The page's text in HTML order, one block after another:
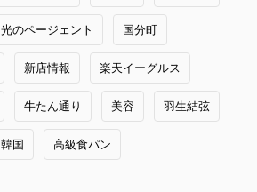
光のページェント 国分町
新店情報 楽天イーグルス
牛たん通り 美容 羽生結弦
韓国 高級食パン